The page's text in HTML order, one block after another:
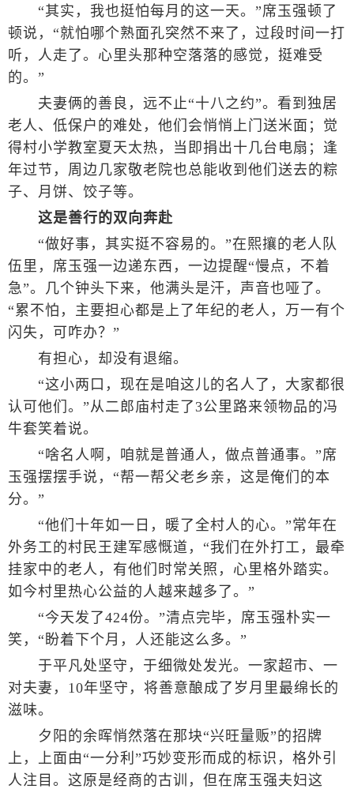
“其实，我也挺怕每月的这一天。”席玉强顿了
顿说，“就怕哪个熟面孔突然不来了，过段时间一打
听，人走了。心里头那种空落落的感觉，挺难受
的。”
夫妻俩的善良，远不止“十八之约”。看到独居
老人、低保户的难处，他们会悄悄上门送米面；觉
得村小学教室夏天太热，当即捐出十几台电扇；逢
年过节，周边几家敬老院也总能收到他们送去的粽
子、月饼、饺子等。
这是善行的双向奔赴
“做好事，其实挺不容易的。”在熙攘的老人队
伍里，席玉强一边递东西，一边提醒“慢点，不着
急”。几个钟头下来，他满头是汗，声音也哑了。
“累不怕，主要担心都是上了年纪的老人，万一有个
闪失，可咋办？”
有担心，却没有退缩。
“这小两口，现在是咱这儿的名人了，大家都很
认可他们。”从二郎庙村走了3公里路来领物品的冯
牛套笑着说。
“啥名人啊，咱就是普通人，做点普通事。”席
玉强摆摆手说，“帮一帮父老乡亲，这是俺们的本
分。”
“他们十年如一日，暖了全村人的心。”常年在
外务工的村民王建军感慨道，“我们在外打工，最牵
挂家中的老人，有他们时常关照，心里格外踏实。
如今村里热心公益的人越来越多了。”
“今天发了424份。”清点完毕，席玉强朴实一
笑，“盼着下个月，人还能这么多。”
于平凡处坚守，于细微处发光。一家超市、一
对夫妻，10年坚守，将善意酿成了岁月里最绵长的
滋味。
夕阳的余晖悄然落在那块“兴旺量贩”的招牌
上，上面由“一分利”巧妙变形而成的标识，格外引
人注目。这原是经商的古训，但在席玉强夫妇这